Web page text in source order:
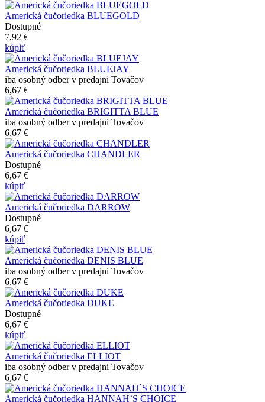
Americká čučoriedka BLUEGOLD
Dostupné
7,92 €
kúpiť
Americká čučoriedka BLUEJAY
iba osobný odber v predajni Tovačov
6,67 €
Americká čučoriedka BRIGITTA BLUE
iba osobný odber v predajni Tovačov
6,67 €
Americká čučoriedka CHANDLER
Dostupné
6,67 €
kúpiť
Americká čučoriedka DARROW
Dostupné
6,67 €
kúpiť
Americká čučoriedka DENIS BLUE
iba osobný odber v predajni Tovačov
6,67 €
Americká čučoriedka DUKE
Dostupné
6,67 €
kúpiť
Americká čučoriedka ELLIOT
iba osobný odber v predajni Tovačov
6,67 €
Americká čučoriedka HANNAH`S CHOICE